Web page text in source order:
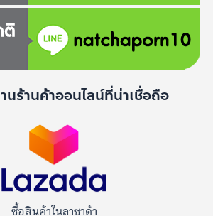
ร้านค้าออนไลน์ที่น่าเชื่อถือ
ซื้อสินค้าในลาซาด้า